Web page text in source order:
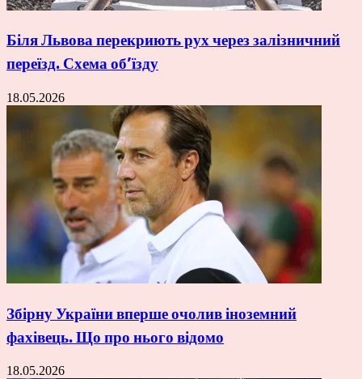
Біля Львова перекриють рух через залізничний
переїзд. Схема об’їзду
18.05.2026
Збірну України вперше очолив іноземний
фахівець. Що про нього відомо
18.05.2026